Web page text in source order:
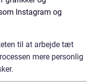
Instagram og
til at arbejde tæt
mere personlig